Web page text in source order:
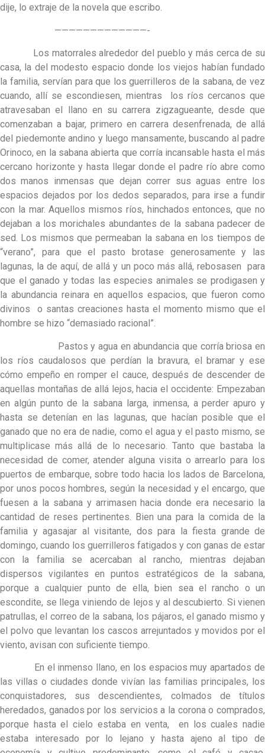
dije, lo extraje de la novela que escribo.
—————————————-
Los matorrales alrededor del pueblo y más cerca de su
casa, la del modesto espacio donde los viejos habían fundado
la familia, servían para que los guerrilleros de la sabana, de vez
cuando, allí se escondiesen, mientras los ríos cercanos que
atravesaban el llano en su carrera zigzagueante, desde que
comenzaban a bajar, primero en carrera desenfrenada, de allá
del piedemonte andino y luego mansamente, buscando al padre
Orinoco, en la sabana abierta que corría incansable hasta el más
cercano horizonte y hasta llegar donde el padre río abre como
dos manos inmensas que dejan correr sus aguas entre los
espacios dejados por los dedos separados, para irse a fundir
con la mar. Aquellos mismos ríos, hinchados entonces, que no
dejaban a los morichales abundantes de la sabana padecer de
sed. Los mismos que permeaban la sabana en los tiempos de
“verano”, para que el pasto brotase generosamente y las
lagunas, la de aquí, de allá y un poco más allá, rebosasen para
que el ganado y todas las especies animales se prodigasen y
la abundancia reinara en aquellos espacios, que fueron como
divinos o santas creaciones hasta el momento mismo que el
hombre se hizo “demasiado racional”.
Pastos y agua en abundancia que corría briosa en
los ríos caudalosos que perdían la bravura, el bramar y ese
cómo empeño en romper el cauce, después de descender de
aquellas montañas de allá lejos, hacia el occidente: Empezaban
en algún punto de la sabana larga, inmensa, a perder apuro y
hasta se detenían en las lagunas, que hacían posible que el
ganado que no era de nadie, como el agua y el pasto mismo, se
multiplicase más allá de lo necesario. Tanto que bastaba la
necesidad de comer, atender alguna visita o arrearlo para los
puertos de embarque, sobre todo hacia los lados de Barcelona,
por unos pocos hombres, según la necesidad y el encargo, que
fuesen a la sabana y arrimasen hacia donde era necesario la
cantidad de reses pertinentes. Bien una para la comida de la
familia y agasajar al visitante, dos para la fiesta grande de
domingo, cuando los guerrilleros fatigados y con ganas de estar
con la familia se acercaban al rancho, mientras dejaban
dispersos vigilantes en puntos estratégicos de la sabana,
porque a cualquier punto de ella, bien sea el rancho o un
escondite, se llega viniendo de lejos y al descubierto. Si vienen
patrullas, el correo de la sabana, los pájaros, el ganado mismo y
el polvo que levantan los cascos arrejuntados y movidos por el
viento, avisan con suficiente tiempo.
En el inmenso llano, en los espacios muy apartados de
las villas o ciudades donde vivían las familias principales, los
conquistadores, sus descendientes, colmados de títulos
heredados, ganados por los servicios a la corona o comprados,
porque hasta el cielo estaba en venta, en los cuales nadie
estaba interesado por lo lejano y hasta ajeno al tipo de